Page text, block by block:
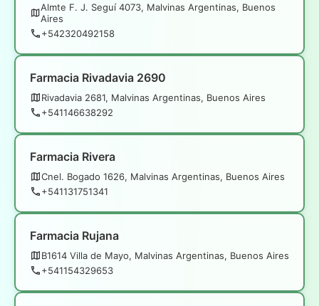
Almte F. J. Seguí 4073, Malvinas Argentinas, Buenos
Aires
+542320492158
Farmacia Rivadavia 2690
Rivadavia 2681, Malvinas Argentinas, Buenos Aires
+541146638292
Farmacia Rivera
Cnel. Bogado 1626, Malvinas Argentinas, Buenos Aires
+541131751341
Farmacia Rujana
B1614 Villa de Mayo, Malvinas Argentinas, Buenos Aires
+541154329653